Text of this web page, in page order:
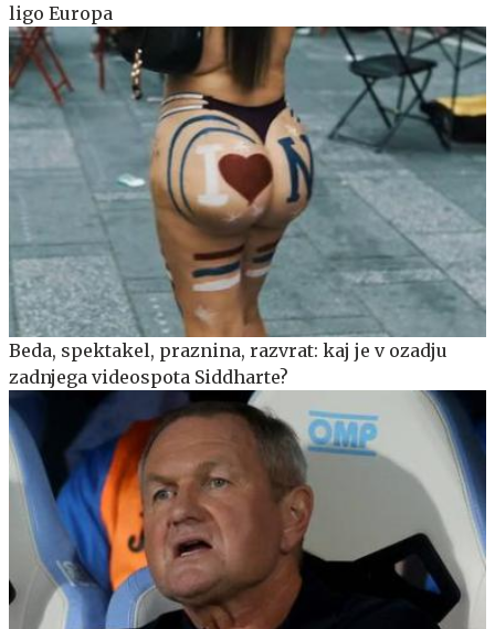
ligo Europa
Beda, spektakel, praznina, razvrat: kaj je v ozadju
zadnjega videospota Siddharte?